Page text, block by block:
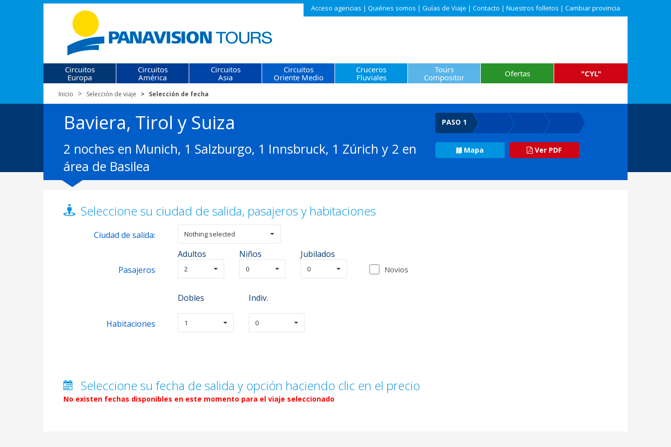
Acceso agencias | Quiénes somos | Guías de Viaje | Contacto | Nuestros folletos | Cambiar provincia
Circuitos
Europa
Circuitos
América
Circuitos
Asia
Circuitos
Oriente Medio
Cruceros
Fluviales
Tours
Compositor
Ofertas "CYL"
Inicio Selección de viaje Selección de fecha
Baviera, Tirol y Suiza
2 noches en Munich, 1 Salzburgo, 1 Innsbruck, 1 Zúrich y 2 en
área de Basilea
PASO 1
Mapa Ver PDF
Seleccione su ciudad de salida, pasajeros y habitaciones
Ciudad de salida: Nothing selected
Adultos Niños
Jubilados
Pasajeros
2 0 0 Novios
Dobles Indiv.
Habitaciones 1 0
Seleccione su fecha de salida y opción haciendo clic en el precio
No existen fechas disponibles en este momento para el viaje seleccionado